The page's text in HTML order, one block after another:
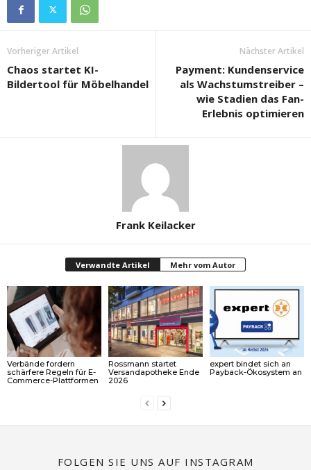
Vorheriger Artikel
Chaos startet KI-
Bildertool für Möbelhandel
Nächster Artikel
Payment: Kundenservice
als Wachstumstreiber –
wie Stadien das Fan-
Erlebnis optimieren
Frank Keilacker
Verwandte Artikel Mehr vom Autor
Verbände fordern
schärfere Regeln für E-
Commerce-Plattformen
Rossmann startet
Versandapotheke Ende
2026
expert bindet sich an
Payback-Ökosystem an
FOLGEN SIE UNS AUF INSTAGRAM